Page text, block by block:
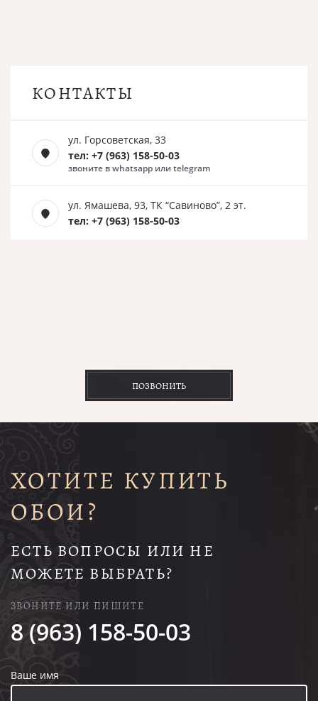
КОНТАКТЫ
ул. Горсоветская, 33
тел: +7 (963) 158-50-03
звоните в whatsapp или telegram
ул. Ямашева, 93, ТК “Савиново”, 2 эт.
тел: +7 (963) 158-50-03
ПОЗВОНИТЬ
ХОТИТЕ КУПИТЬ
ОБОИ?
ЕСТЬ ВОПРОСЫ ИЛИ НЕ
МОЖЕТЕ ВЫБРАТЬ?
ЗВОНИТЕ ИЛИ ПИШИТЕ
8 (963) 158-50-03
Ваше имя